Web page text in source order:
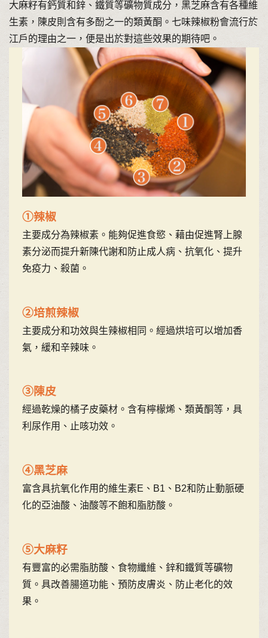
大麻籽有鈣質和鋅、鐵質等礦物質成分，黑芝麻含有各種維
生素，陳皮則含有多酚之一的類黃酮。七味辣椒粉會流行於
江戶的理由之一，便是出於對這些效果的期待吧。
①辣椒
主要成分為辣椒素。能夠促進食慾、藉由促進腎上腺
素分泌而提升新陳代謝和防止成人病、抗氧化、提升
免疫力、殺菌。
②培煎辣椒
主要成分和功效與生辣椒相同。經過烘培可以增加香
氣，緩和辛辣味。
③陳皮
經過乾燥的橘子皮藥材。含有檸檬烯、類黃酮等，具
利尿作用、止咳功效。
④黑芝麻
富含具抗氧化作用的維生素E、B1、B2和防止動脈硬
化的亞油酸、油酸等不飽和脂肪酸。
⑤大麻籽
有豐富的必需脂肪酸、食物纖維、鋅和鐵質等礦物
質。具改善腸道功能、預防皮膚炎、防止老化的效
果。